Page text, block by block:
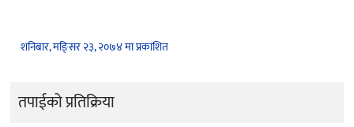
शनिबार, मङि्सर २३, २०७४ मा प्रकाशित
तपाईको प्रतिक्रिया